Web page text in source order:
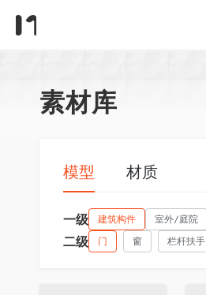
素材库
模型 材质
一级 建筑构件 室外/庭院
二级 门 窗 栏杆扶手